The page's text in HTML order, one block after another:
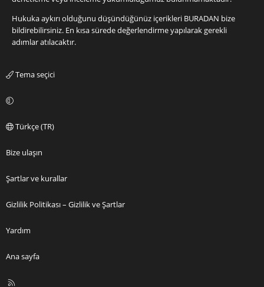
Hukuka aykırı olduğunu düşündüğünüz içerikleri BURADAN bize
bildirebilirsiniz. En kısa sürede değerlendirme yapılarak gerekli
adımlar atılacaktır.
Tema seçici
Türkçe (TR)
Bize ulaşın
Şartlar ve kurallar
Gizlilik Politikası – Gizlilik ve Şartlar
Yardım
Ana sayfa
R